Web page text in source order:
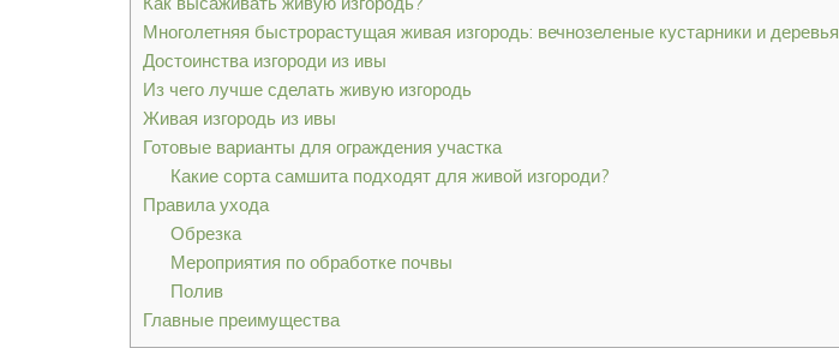
Многолетняя быстрорастущая живая изгородь: вечнозеленые кустарники и деревья
Достоинства изгороди из ивы
Из чего лучше сделать живую изгородь
Живая изгородь из ивы
Готовые варианты для ограждения участка
Какие сорта самшита подходят для живой изгороди?
Правила ухода
Обрезка
Мероприятия по обработке почвы
Полив
Главные преимущества